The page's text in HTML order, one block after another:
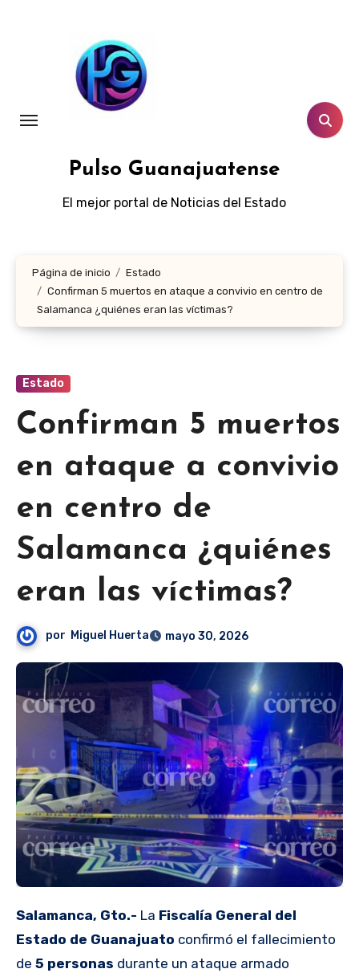
Pulso Guanajuatense
El mejor portal de Noticias del Estado
Página de inicio
Estado
Confirman 5 muertos en ataque a convivio en centro de
Salamanca ¿quiénes eran las víctimas?
Estado
Confirman 5 muertos
en ataque a convivio
en centro de
Salamanca ¿quiénes
eran las víctimas?
por Miguel Huerta mayo 30, 2026
Salamanca, Gto.- La Fiscalía General del
Estado de Guanajuato confirmó el fallecimiento
de 5 personas durante un ataque armado